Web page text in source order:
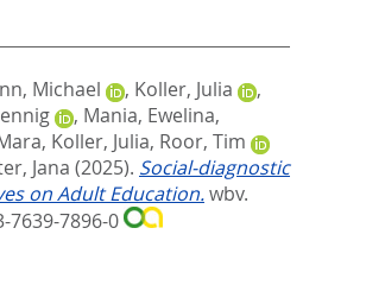
Michael , Koller, Julia
,
, Mania, Ewelina,
, Koller, Julia, Roor, Tim
Jana (2025). Social-diagnostic
on Adult Education.wbv.
7639-7896-0